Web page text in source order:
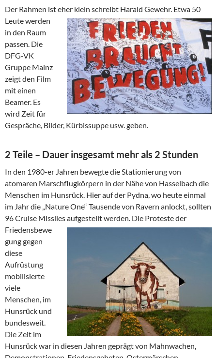
Der Rahmen ist eher klein schreibt Harald Gewehr. Etwa 50
Leutewerden
in den Raum
passen. Die
DFG-VK
Gruppe Mainz
zeigt den Film
mit einen
Beamer. Es
wird Zeit für
Gespräche, Bilder, Kürbissuppe usw. geben.
2 Teile – Dauer insgesamt mehr als 2 Stunden
In den 1980-er Jahren bewegte die Stationierung von
atomaren Marschflugkörpern in der Nähe von Hasselbach die
Menschen im Hunsrück. Hier auf der Pydna, wo heute einmal
im Jahr die „Nature One“ Tausende von Ravern anlockt, sollten
96 Cruise Missilesaufgestellt werden. Die Proteste der
Friedensbewe
gung gegen
diese
Aufrüstung
mobilisierte
viele
Menschen, im
Hunsrück und
bundesweit.
Die Zeit im
Hunsrück war in diesen Jahren geprägt von Mahnwachen,